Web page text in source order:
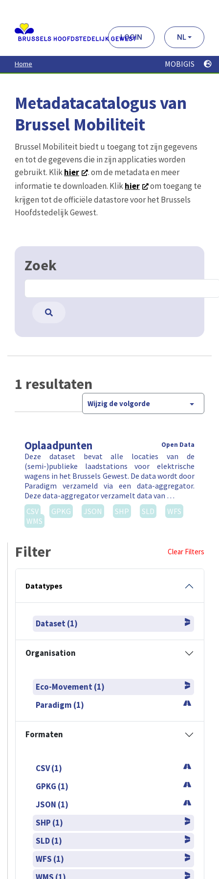
contenu
principal
LOGIN NL
Home MOBIGIS
Metadatacatalogus van
Brussel Mobiliteit
Brussel Mobiliteit biedt u toegang tot zijn gegevens
en tot de gegevens die in zijn applicaties worden
gebruikt. Klikhier
. om de metadata en meer
informatie te downloaden. Klikhier
om toegang te
krijgen tot de officiële datastore voor het Brussels
Hoofdstedelijk Gewest.
Zoek
1 resultaten
Wijzig de volgorde
Oplaadpunten Open Data
Deze dataset bevat alle locaties van de
(semi-)publieke laadstations voor elektrische
wagens in het Brussels Gewest. De data wordt door
Paradigm verzameld via een data-aggregator.
Deze data-aggregator verzamelt data van …
CSV
GPKG JSON SHP SLD
WFS
WMS
Filter Clear Filters
Datatypes
Dataset (1)
Organisation
Eco-Movement (1)
Paradigm (1)
Formaten
CSV (1)
GPKG (1)
JSON (1)
SHP (1)
SLD (1)
WFS (1)